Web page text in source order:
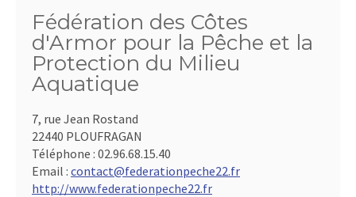
Fédération des Côtes
d'Armor pour la Pêche et la
Protection du Milieu
Aquatique
7, rue Jean Rostand
22440 PLOUFRAGAN
Téléphone : 02.96.68.15.40
Email : contact@federationpeche22.fr
http://www.federationpeche22.fr